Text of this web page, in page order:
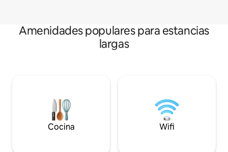
Amenidades populares para estancias
largas
Cocina Wifi